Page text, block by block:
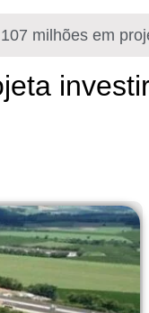
Verde
Elétrica
Emprego
Eventos
milhões em